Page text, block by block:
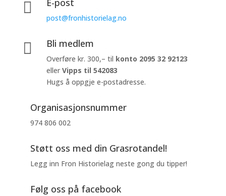
 E-post
post@fronhistorielag.no
 Bli medlem
Overføre kr. 300,– til konto 2095 32 92123
eller Vipps til 542083
Hugs å oppgje e-postadresse.
Organisasjonsnummer
974 806 002
Støtt oss med din Grasrotandel!
Legg inn Fron Historielag neste gong du tipper!
Følg oss på facebook